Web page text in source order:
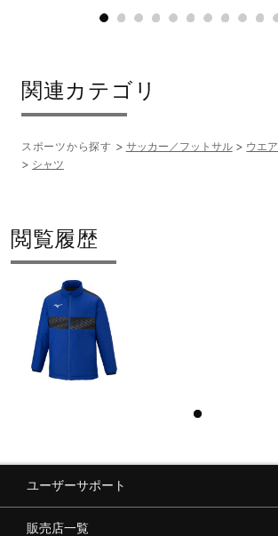
関連カテゴリ
スポーツから探す サッカー／フットサル ウエア
シャツ
閲覧履歴
ユーザーサポート
販売店一覧